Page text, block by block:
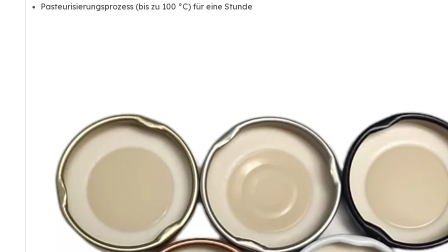
Pasteurisierungsprozess (bis zu 100 °C) für eine Stunde